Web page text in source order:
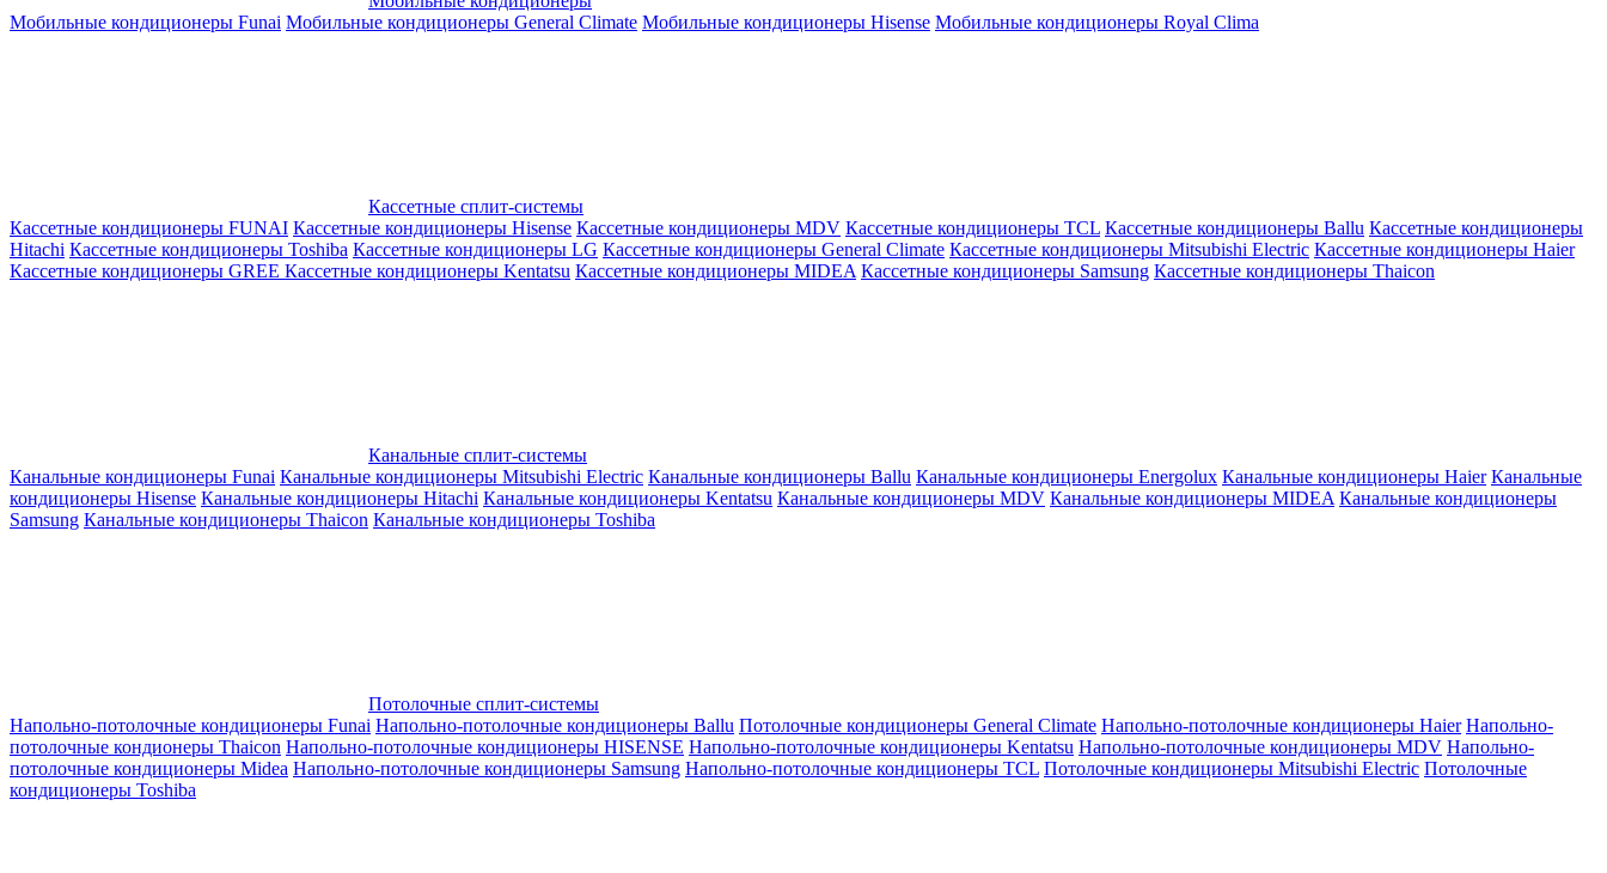
Мобильные кондиционеры Funai Мобильные кондиционеры General Climate Мобильные кондиционеры Hisense Мобильные кондиционеры Royal Clima
Кассетные сплит-системы
Кассетные кондиционеры FUNAI Кассетные кондиционеры Hisense Кассетные кондиционеры MDV Кассетные кондиционеры TCL Кассетные кондиционеры Ballu Кассетные кондиционеры
Hitachi Кассетные кондиционеры Toshiba Кассетные кондиционеры LG Кассетные кондиционеры General Climate Кассетные кондиционеры Mitsubishi Electric Кассетные кондиционеры Haier
Кассетные кондиционеры GREE Кассетные кондиционеры Kentatsu Кассетные кондиционеры MIDEA Кассетные кондиционеры Samsung Кассетные кондиционеры Thaicon
Канальные сплит-системы
Канальные кондиционеры Funai Канальные кондиционеры Mitsubishi Electric Канальные кондиционеры Ballu Канальные кондиционеры Energolux Канальные кондиционеры Haier Канальные
кондиционеры Hisense Канальные кондиционеры Hitachi Канальные кондиционеры Kentatsu Канальные кондиционеры MDV Канальные кондиционеры MIDEA Канальные кондиционеры
Samsung Канальные кондиционеры Thaicon Канальные кондиционеры Toshiba
Потолочные сплит-системы
Напольно-потолочные кондиционеры Funai Напольно-потолочные кондиционеры Ballu Потолочные кондиционеры General Climate Напольно-потолочные кондиционеры Haier Напольно-
потолочные кондионеры Thaicon Напольно-потолочные кондиционеры HISENSE Напольно-потолочные кондиционеры Kentatsu Напольно-потолочные кондиционеры MDV Напольно-
потолочные кондиционеры Midea Напольно-потолочные кондиционеры Samsung Напольно-потолочные кондиционеры TCL Потолочные кондиционеры Mitsubishi Electric Потолочные
кондиционеры Toshiba